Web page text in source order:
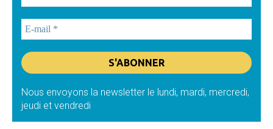
Nous envoyons la newsletter le lundi, mardi, mercredi,
jeudi et vendredi